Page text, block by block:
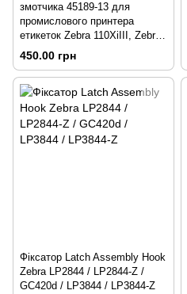
змотчика 45189-13 для
промислового принтера
етикеток Zebra 110XiIII, Zebra
96XiIII
450.00 грн
Фіксатор Latch Assembly Hook
Zebra LP2844 / LP2844-Z /
GC420d / LP3844 / LP3844-Z